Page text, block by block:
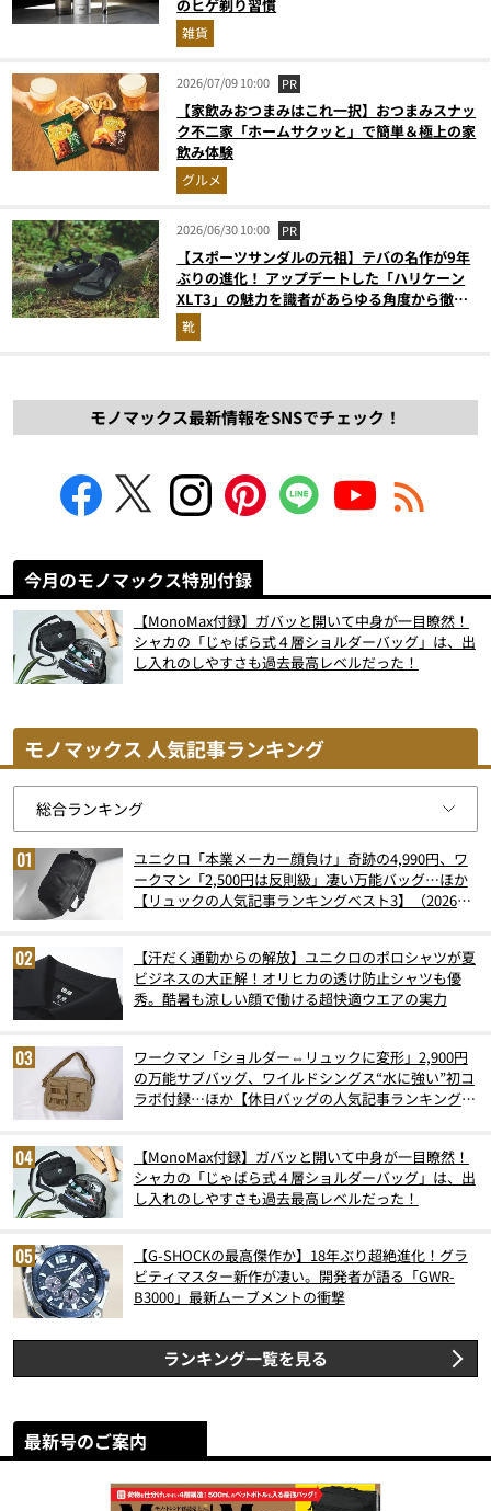
のヒゲ剃り習慣
雑貨
2026/07/09 10:00 PR
【家飲みおつまみはこれ一択】おつまみスナッ
ク不二家「ホームサクッと」で簡単＆極上の家
飲み体験
グルメ
2026/06/30 10:00 PR
【スポーツサンダルの元祖】テバの名作が9年
ぶりの進化！ アップデートした「ハリケーン
XLT3」の魅力を識者があらゆる角度から徹底
解説！
靴
モノマックス最新情報をSNSでチェック！
今月のモノマックス特別付録
【MonoMax付録】ガバッと開いて中身が一目瞭然！
シャカの「じゃばら式４層ショルダーバッグ」は、出
し入れのしやすさも過去最高レベルだった！
モノマックス 人気記事ランキング
ユニクロ「本業メーカー顔負け」奇跡の4,990円、ワ
ークマン「2,500円は反則級」凄い万能バッグ…ほか
【リュックの人気記事ランキングベスト3】（2026年
【汗だく通勤からの解放】ユニクロのポロシャツが夏
ビジネスの大正解！オリヒカの透け防止シャツも優
秀。酷暑も涼しい顔で働ける超快適ウエアの実力
ワークマン「ショルダー⇔リュックに変形」2,900円
の万能サブバッグ、ワイルドシングス“水に強い”初コ
ラボ付録…ほか【休日バッグの人気記事ランキングベ
【MonoMax付録】ガバッと開いて中身が一目瞭然！
シャカの「じゃばら式４層ショルダーバッグ」は、出
し入れのしやすさも過去最高レベルだった！
【G-SHOCKの最高傑作か】18年ぶり超絶進化！グラ
ビティマスター新作が凄い。開発者が語る「GWR-
B3000」最新ムーブメントの衝撃
ランキング一覧を見る
最新号のご案内